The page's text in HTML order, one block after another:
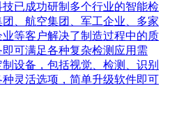
已成功研制多个行业的智能检
、航空集团、军工企业、多家
等客户解决了制造过程中的质
可满足各种复杂检测应用需
设备，包括视觉、检测、识别
灵活选项，简单升级软件即可